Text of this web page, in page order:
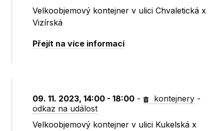
Velkoobjemový kontejner v ulici Chvaletická x
Vizírská
Přejít na více informací
09. 11. 2023, 14:00 - 18:00 - kontejnery -
odkaz na událost
Velkoobjemový kontejner v ulici Kukelská x